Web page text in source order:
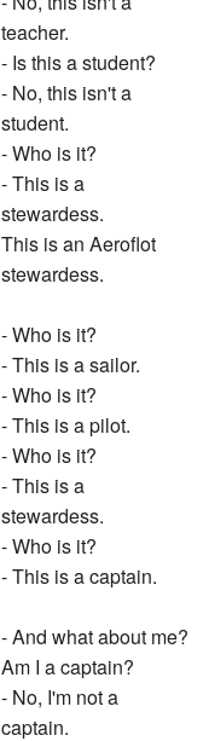
teacher.
- Is this a student?
- No, this isn't a
student.
- Who is it?
- This is a
stewardess.
This is an Aeroflot
stewardess.
- Who is it?
- This is a sailor.
- Who is it?
- This is a pilot.
- Who is it?
- This is a
stewardess.
- Who is it?
- This is a captain.
- And what about me?
Am I a captain?
- No, I'm not a
captain.